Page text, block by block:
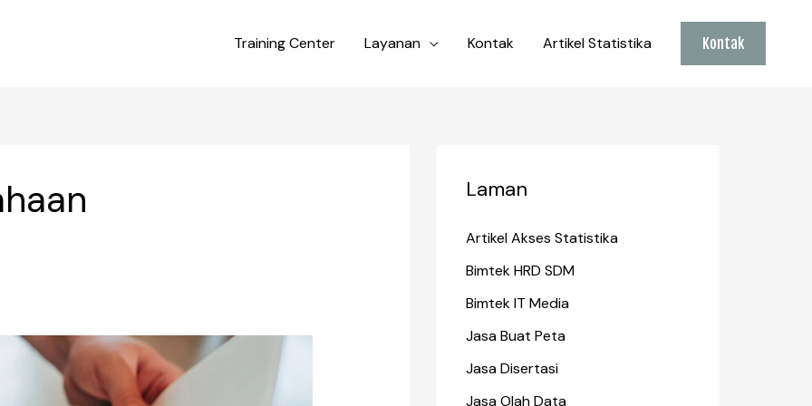
Training Center Layanan Kontak Artikel Statistika Kontak
Laman
Artikel Akses Statistika
Bimtek HRD SDM
Bimtek IT Media
Jasa Buat Peta
Jasa Disertasi
Jasa Olah Data